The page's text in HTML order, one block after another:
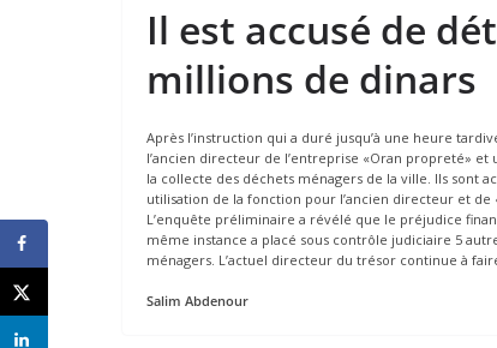
Il est accusé de
millions de dinars
Après l’instruction qui a duré jusqu’à une heure
l’ancien directeur de l’entreprise «Oran propreté»
la collecte des déchets ménagers de la ville. Ils sont
utilisation de la fonction pour l’ancien directeur et
L’enquête préliminaire a révélé que le préjudice
même instance a placé sous contrôle judiciaire 5
ménagers. L’actuel directeur du trésor continue à
Salim Abdenour